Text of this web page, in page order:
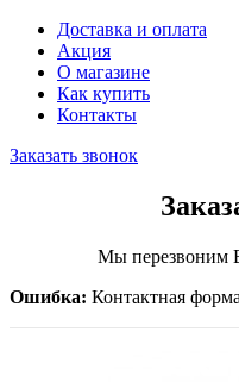
Доставка и оплата
Акция
О магазине
Как купить
Контакты
Заказать звонок
Мы перезвоним
Ошибка: Контактная